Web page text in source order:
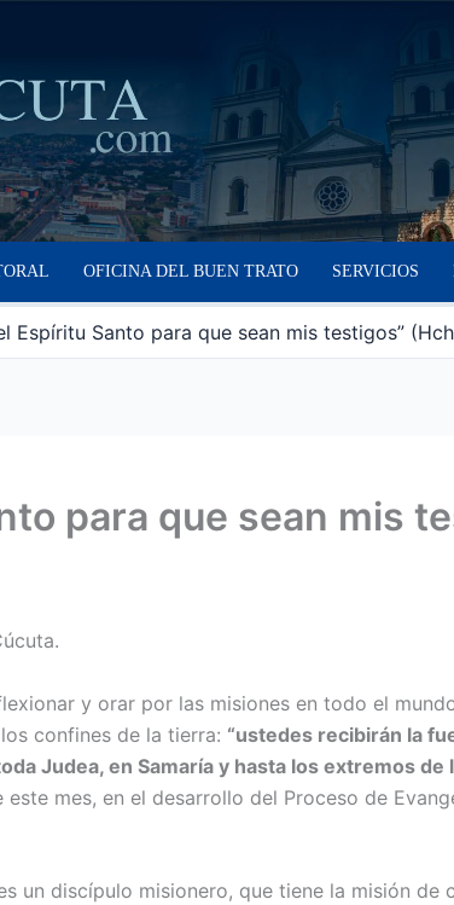
OFICINA DEL BUEN TRATO SERVICIOS
Espíritu Santo para que sean mis testigos” (Hch
para que sean mis
y orar por las misiones en todo el
confines de la tierra: “uste­des recibirán la
Judea, en Samaría y hasta los extremos de
mes, en el desarrollo del Proceso de
un discípulo misionero, que tiene la misión